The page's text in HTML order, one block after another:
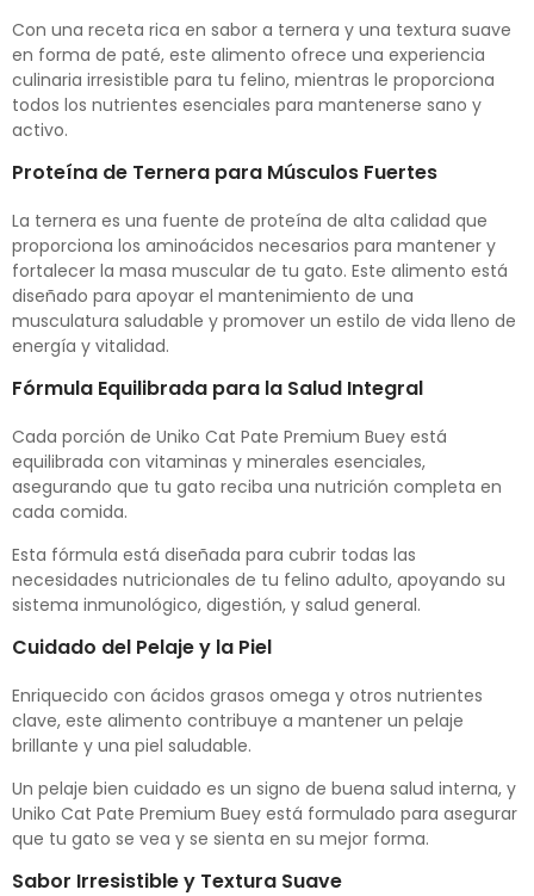
Con una receta rica en sabor a ternera y una textura suave
en forma de paté, este alimento ofrece una experiencia
culinaria irresistible para tu felino, mientras le proporciona
todos los nutrientes esenciales para mantenerse sano y
activo.
Proteína de Ternera para Músculos Fuertes
La ternera es una fuente de proteína de alta calidad que
proporciona los aminoácidos necesarios para mantener y
fortalecer la masa muscular de tu gato. Este alimento está
diseñado para apoyar el mantenimiento de una
musculatura saludable y promover un estilo de vida lleno de
energía y vitalidad.
Fórmula Equilibrada para la Salud Integral
Cada porción de Uniko Cat Pate Premium Buey está
equilibrada con vitaminas y minerales esenciales,
asegurando que tu gato reciba una nutrición completa en
cada comida.
Esta fórmula está diseñada para cubrir todas las
necesidades nutricionales de tu felino adulto, apoyando su
sistema inmunológico, digestión, y salud general.
Cuidado del Pelaje y la Piel
Enriquecido con ácidos grasos omega y otros nutrientes
clave, este alimento contribuye a mantener un pelaje
brillante y una piel saludable.
Un pelaje bien cuidado es un signo de buena salud interna, y
Uniko Cat Pate Premium Buey está formulado para asegurar
que tu gato se vea y se sienta en su mejor forma.
Sabor Irresistible y Textura Suave